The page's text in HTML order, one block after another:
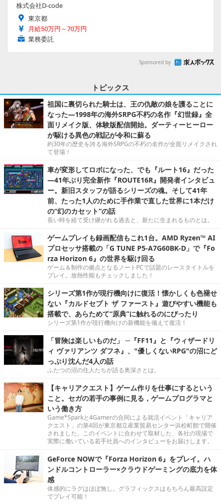
株式会社D-code
東京都
月給50万円～70万円
業務委託
Sponsored by
トピックス
祖国に裏切られた騎士は、王の仇敵の娘を護ることに
なった―1998年の海外SRPG不朽の名作『幻世録』全
面リメイク版、体験版配信開始。ダーティーヒーロー
が駆ける異色の戦記が令和に蘇る
約30年の歴史を誇る海外SRPGの不朽の名作が全面リメイクされ
て登場！
車が変形してロボになった、でも『ルート16』だった
―41年ぶり完全新作『ROUTE16R』開発者インタビュ
ー。新旧スタッフが語るシリーズの魂。そして41年
前、たった1人のために手作業で直した世界に1本だけ
の“幻のカセット”の話
長い時を経て受け継がれる過去と、新たに生まれるものとは。
ゲームプレイも録画配信もこれ1台。AMD Ryzen™ AI
プロセッサ搭載の「G TUNE P5-A7G60BK-D」で『Fo
rza Horizon 6』の世界を駆け回る
ゲーム＆制作の拠点となるノートPCで話題のレースタイトルを
プレイ。放熱性能もチェックしました！
シリーズ第1作が現行機向けに復活！懐かしくも色褪せ
ない『カルドセプト ザ ファースト』遊びやすい機能も
搭載で、あらためて“原典”に触れるのにぴったり
シリーズ第1作が現行機向けの新機能を備えて復活！
「冒険は楽しいものだ」 ─『FF11』と『ウィザードリ
ィ ヴァリアンツ ダフネ』、"優しくないRPG"の沼にど
っぷり沈んだ4人の話
ふたつの沼の住人たちが語る奥深さとは。
【キャリアクエスト】ゲーム作りを仕事にするという
こと。セガの若手の事例に見る，ゲームプログラマと
いう働き方
Game*Sparkと4Gamerの合同による就活イベント「キャリア
クエスト」の第4回が東京都立産業貿易センター浜松町館で開催
されました。このイベントに合わせて取材した、各社の現場で
実際に働いている若手社員へのインタビューをお届けします。
GeForce NOWで『Forza Horizon 6』をプレイ。ハ
ンドルコントローラー×クラウドゲーミングの底力を体
感
体感的にラグはほぼ無し。グラフィックスはもちろん最高設定
でプレイ可能！